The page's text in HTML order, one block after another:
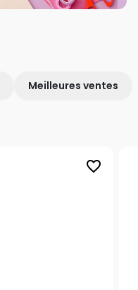
Meilleures ventes
favorite_border